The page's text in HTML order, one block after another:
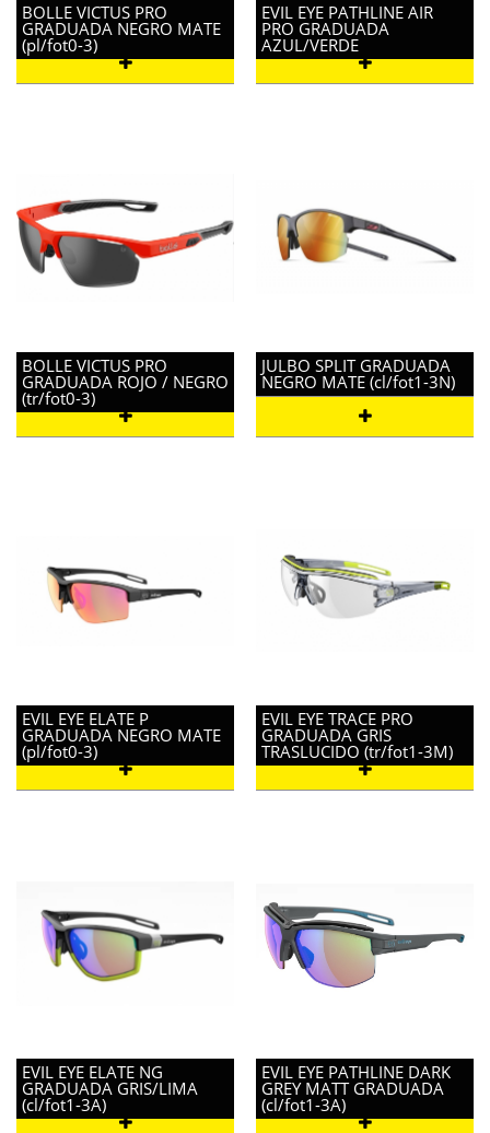
BOLLE VICTUS PRO
GRADUADA NEGRO MATE
(pl/fot0-3)
EVIL EYE PATHLINE AIR
PRO GRADUADA
AZUL/VERDE
BOLLE VICTUS PRO
GRADUADA ROJO / NEGRO
(tr/fot0-3)
JULBO SPLIT GRADUADA
NEGRO MATE (cl/fot1-3N)
EVIL EYE ELATE P
GRADUADA NEGRO MATE
(pl/fot0-3)
EVIL EYE TRACE PRO
GRADUADA GRIS
TRASLUCIDO (tr/fot1-3M)
EVIL EYE ELATE NG
GRADUADA GRIS/LIMA
(cl/fot1-3A)
EVIL EYE PATHLINE DARK
GREY MATT GRADUADA
(cl/fot1-3A)